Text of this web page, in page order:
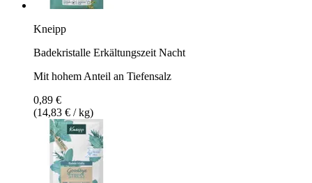
Kneipp
Badekristalle Erkältungszeit Nacht
Mit hohem Anteil an Tiefensalz
0,89 €
(14,83 € / kg)